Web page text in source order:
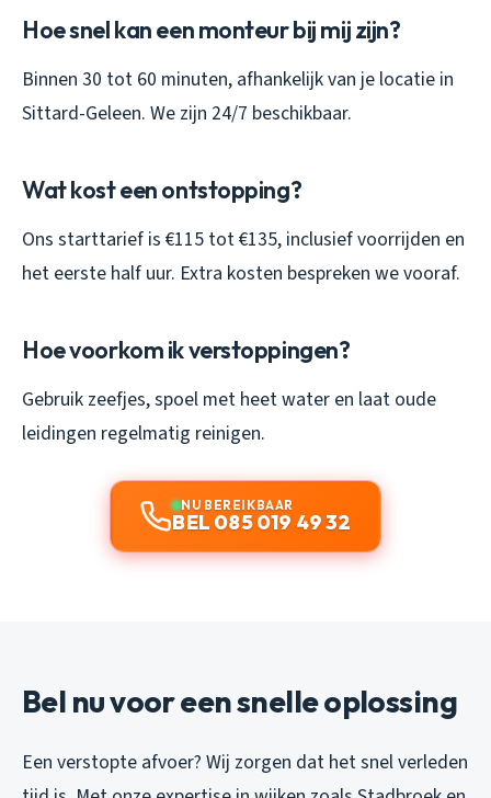
Hoe snel kan een monteur bij mij zijn?
Binnen 30 tot 60 minuten, afhankelijk van je locatie in
Sittard-Geleen. We zijn 24/7 beschikbaar.
Wat kost een ontstopping?
Ons starttarief is €115 tot €135, inclusief voorrijden en
het eerste half uur. Extra kosten bespreken we vooraf.
Hoe voorkom ik verstoppingen?
Gebruik zeefjes, spoel met heet water en laat oude
leidingen regelmatig reinigen.
NU BEREIKBAAR
BEL 085 019 49 32
Bel nu voor een snelle oplossing
Een verstopte afvoer? Wij zorgen dat het snel verleden